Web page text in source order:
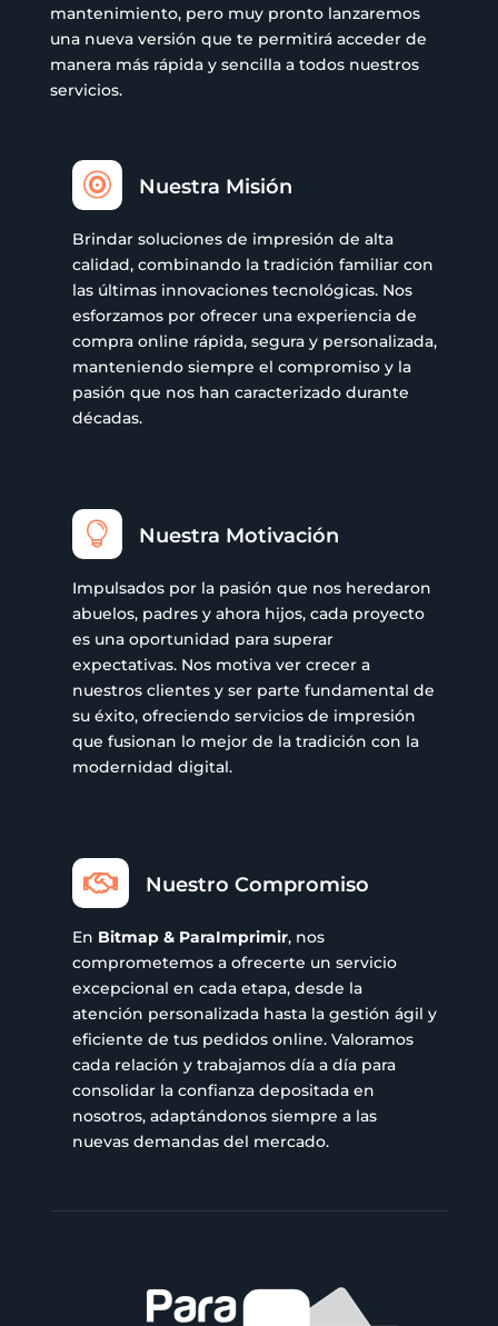
mantenimiento, pero muy pronto lanzaremos
una nueva versión que te permitirá acceder de
manera más rápida y sencilla a todos nuestros
servicios.
 Nuestra Misión
Brindar soluciones de impresión de alta
calidad, combinando la tradición familiar con
las últimas innovaciones tecnológicas. Nos
esforzamos por ofrecer una experiencia de
compra online rápida, segura y personalizada,
manteniendo siempre el compromiso y la
pasión que nos han caracterizado durante
décadas.
 Nuestra Motivación
Impulsados por la pasión que nos heredaron
abuelos, padres y ahora hijos, cada proyecto
es una oportunidad para superar
expectativas. Nos motiva ver crecer a
nuestros clientes y ser parte fundamental de
su éxito, ofreciendo servicios de impresión
que fusionan lo mejor de la tradición con la
modernidad digital.
 Nuestro Compromiso
En Bitmap & ParaImprimir, nos
comprometemos a ofrecerte un servicio
excepcional en cada etapa, desde la
atención personalizada hasta la gestión ágil y
eficiente de tus pedidos online. Valoramos
cada relación y trabajamos día a día para
consolidar la confianza depositada en
nosotros, adaptándonos siempre a las
nuevas demandas del mercado.